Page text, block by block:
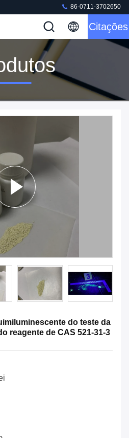
86-0711-3702650
Citações
do teste da
reagente de CAS 521-31-3